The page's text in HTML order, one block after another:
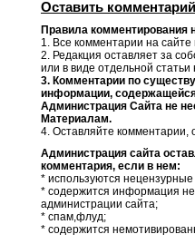
Оставить комментарий
Правила комментирования
1. Все комментарии на
2. Редакция оставляет за
или в виде отдельной статьи
3. Комментарии по
информации,
Администрация Сайта не
Материалам.
4. Оставляйте комментарии,
Администрация сайта
комментария, если в нем:
* используются
* содержится информация
администрации сайта;
* спам,флуд;
* содержится